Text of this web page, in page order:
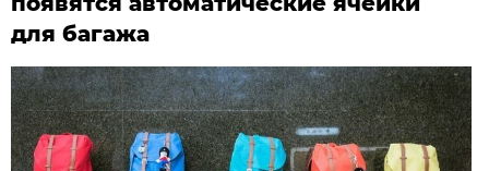
для багажа